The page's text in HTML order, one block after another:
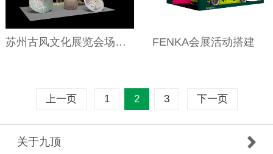
苏州古风文化展览会场搭建 FENKA会展活动搭建
上一页 1 2 3 下一页
关于九顶